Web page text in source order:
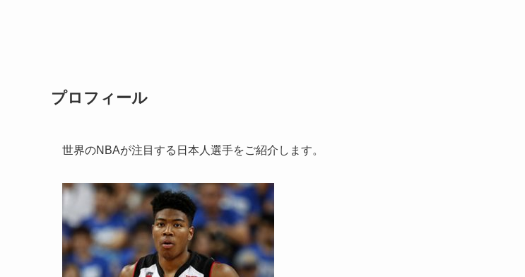
プロフィール
世界のNBAが注目する日本人選手をご紹介します。